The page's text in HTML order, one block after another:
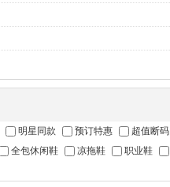
明星同款 预订特惠 超值断码
全包休闲鞋 凉拖鞋 职业鞋